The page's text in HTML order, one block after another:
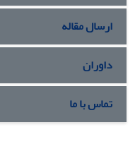
ارسال مقاله
داوران
تماس با ما